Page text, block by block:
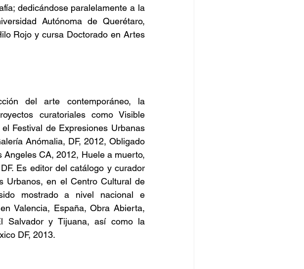
dedicándose paralelamente a la
Autónoma de Querétaro,
Rojo y cursa Doctorado en Artes
del arte contemporáneo, la
curatoriales como Visible
Festival de Expresiones Urbanas
Anómalia, DF, 2012, Obligado
CA, 2012, Huele a muerto,
Es editor del catálogo y curador
Urbanos, en el Centro Cultural de
mostrado a nivel nacional e
Valencia, España, Obra Abierta,
Salvador y Tijuana, así como la
DF, 2013.